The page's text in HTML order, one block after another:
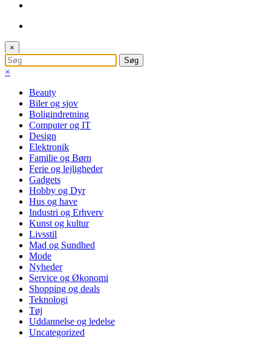
×
×
Beauty
Biler og sjov
Boligindretning
Computer og IT
Design
Elektronik
Familie og Børn
Ferie og lejligheder
Gadgets
Hobby og Dyr
Hus og have
Industri og Erhverv
Kunst og kultur
Livsstil
Mad og Sundhed
Mode
Nyheder
Service og Økonomi
Shopping og deals
Teknologi
Tøj
Uddannelse og ledelse
Uncategorized